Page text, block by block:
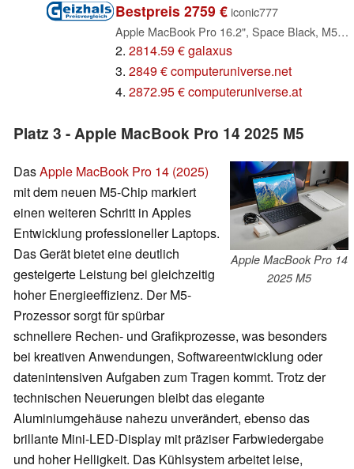
Bestpreis 2759 € iconic777
Apple MacBook Pro 16.2", Space Black, M5 Pro - 18 Core CPU / 20 Core GPU, 24GB RAM, 1TB SSD, DE [2026] (MGEA4D/A)
2. 2814.59 € galaxus
3. 2849 € computeruniverse.net
4. 2872.95 € computeruniverse.at
Platz 3 - Apple MacBook Pro 14 2025 M5
Apple MacBook Pro 14
2025 M5
DasApple MacBook Pro 14 (2025)
mit dem neuen M5-Chip markiert
einen weiteren Schritt in Apples
Entwicklung professioneller Laptops.
Das Gerät bietet eine deutlich
gesteigerte Leistung bei gleichzeitig
hoher Energieeffizienz. Der M5-
Prozessor sorgt für spürbar
schnellere Rechen- und Grafikprozesse, was besonders
bei kreativen Anwendungen, Softwareentwicklung oder
datenintensiven Aufgaben zum Tragen kommt. Trotz der
technischen Neuerungen bleibt das elegante
Aluminiumgehäuse nahezu unverändert, ebenso das
brillante Mini-LED-Display mit präziser Farbwiedergabe
und hoher Helligkeit. Das Kühlsystem arbeitet leise,